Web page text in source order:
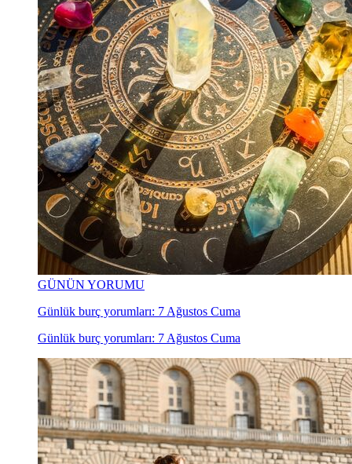
GÜNÜN YORUMU
Günlük burç yorumları: 7 Ağustos Cuma
Günlük burç yorumları: 7 Ağustos Cuma